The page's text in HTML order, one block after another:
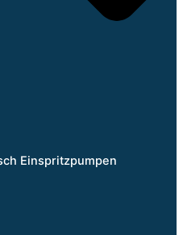
Einspritzpumpen